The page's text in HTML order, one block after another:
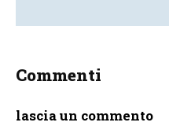
Commenti
lascia un commento